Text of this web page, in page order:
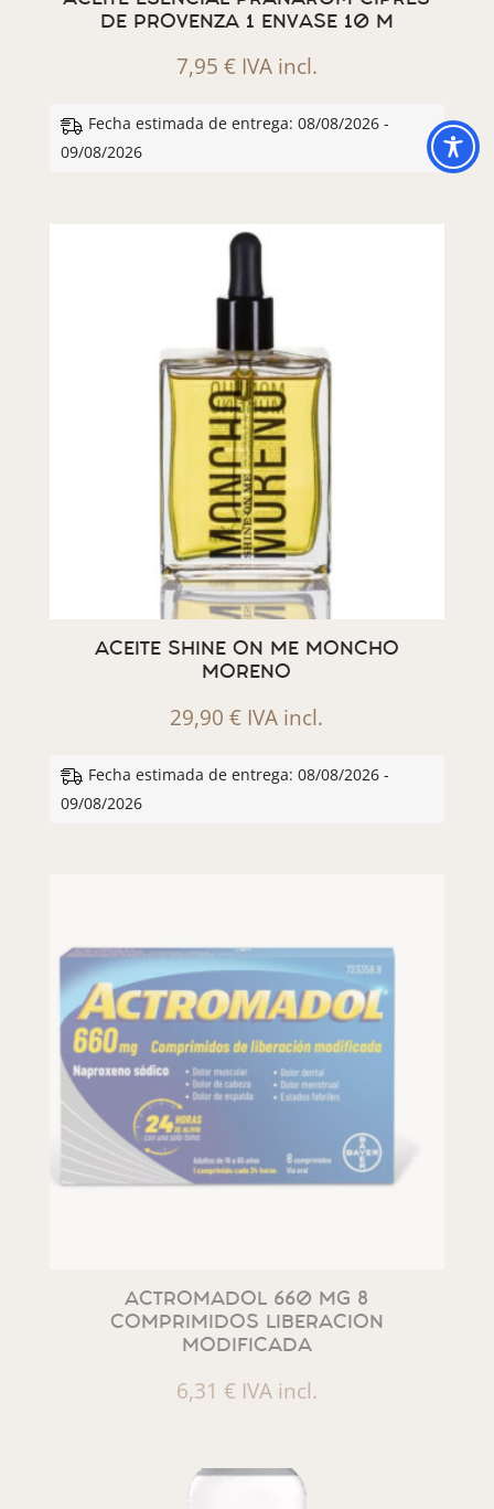
DE PROVENZA 1 ENVASE 10 M
7,95 € IVA incl.
Fecha estimada de entrega: 08/08/2026 -
09/08/2026
ACEITE SHINE ON ME MONCHO
MORENO
29,90€ IVA incl.
Fecha estimada de entrega: 08/08/2026 -
09/08/2026
ACTROMADOL 660 MG 8
COMPRIMIDOS LIBERACION
MODIFICADA
6,31 € IVA incl.